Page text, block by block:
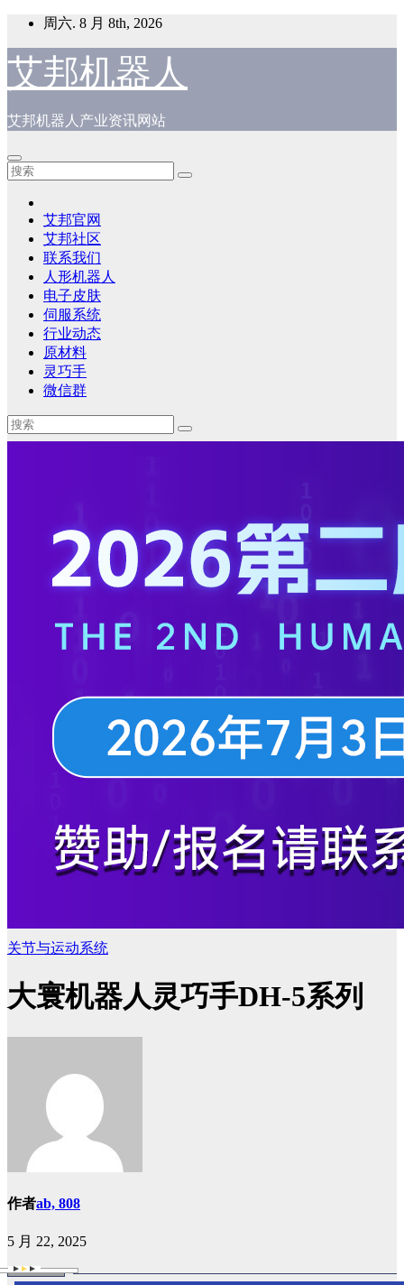
内
容
周六. 8 月 8th, 2026
艾邦机器人
艾邦机器人产业资讯网站
艾邦官网
艾邦社区
联系我们
人形机器人
电子皮肤
伺服系统
行业动态
原材料
灵巧手
微信群
关节与运动系统
大寰机器人灵巧手DH-5系列
作者ab, 808
5 月 22, 2025